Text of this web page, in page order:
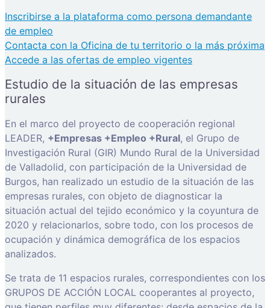
Inscribirse a la plataforma como persona demandante
de empleo
Contacta con la Oficina de tu territorio o la más próxima
Accede a las ofertas de empleo vigentes
Estudio de la situación de las empresas
rurales
En el marco del proyecto de cooperación regional
LEADER, +Empresas +Empleo +Rural, el Grupo de
Investigación Rural (GIR) Mundo Rural de la Universidad
de Valladolid, con participación de la Universidad de
Burgos, han realizado un estudio de la situación de las
empresas rurales, con objeto de diagnosticar la
situación actual del tejido económico y la coyuntura de
2020 y relacionarlos, sobre todo, con los procesos de
ocupación y dinámica demográfica de los espacios
analizados.
Se trata de 11 espacios rurales, correspondientes con los
GRUPOS DE ACCIÓN LOCAL cooperantes al proyecto,